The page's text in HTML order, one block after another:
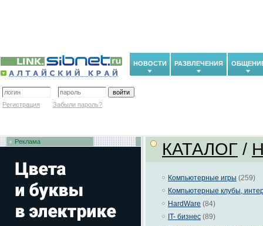
НОВОСТИ РАЗВЛЕЧЕНИЯ
Регистрация Забыли пароль?
Реклама КАТАЛОГ /
Компьютерные игры (259)
Компьютерные клубы,
HardWare (84)
IT- бизнес (89)